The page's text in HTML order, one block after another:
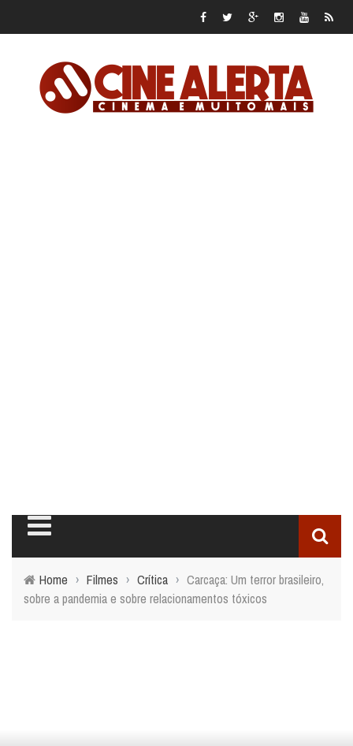
Home › Filmes › Crítica › Carcaça: Um terror brasileiro,
sobre a pandemia e sobre relacionamentos tóxicos